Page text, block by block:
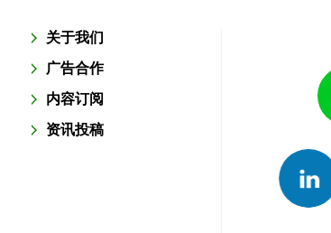
关于我们
广告合作
内容订阅
资讯投稿